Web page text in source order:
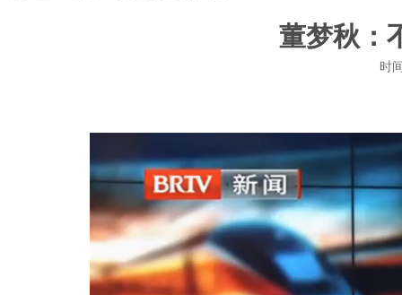
董梦秋：
时